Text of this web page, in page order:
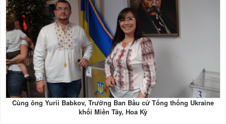
Cùng ông Yurii Babkov, Trưởng Ban Bầu cử Tổng thống Ukraine
khối Miền Tây, Hoa Kỳ